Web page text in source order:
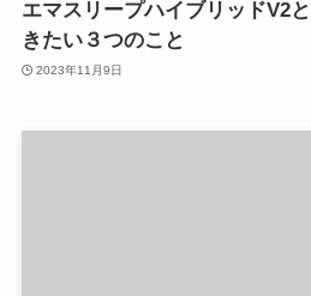
エマスリープハイブリッドV2
きたい３つのこと
2023年11月9日